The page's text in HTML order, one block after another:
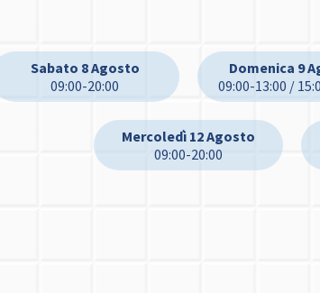
Sabato 8 Agosto
09:00-20:00
Domenica 9
09:00-13:00 /
Mercoledì 12 Agosto
09:00-20:00